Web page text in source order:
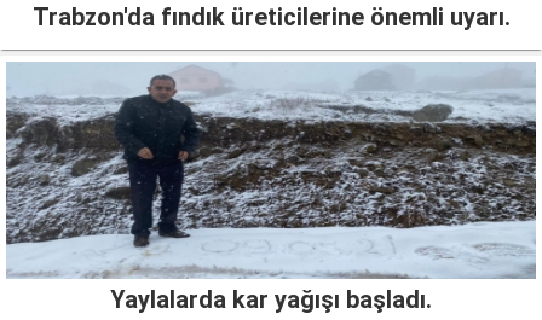
Trabzon'da fındık üreticilerine önemli uyarı.
Yaylalarda kar yağışı başladı.